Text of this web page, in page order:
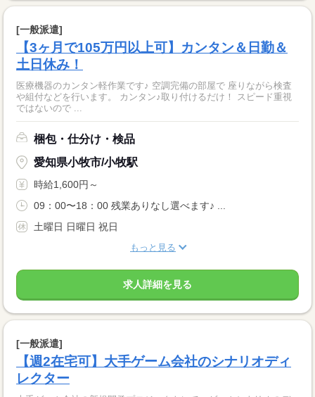
[一般派遣]
【3ヶ月で105万円以上可】カンタン＆日勤＆
土日休み！
医療機器のカンタン軽作業です♪ 空調完備の部屋で 座りながら検査
や組付などを行います。 カンタン♪取り付けるだけ！ スピード重視
ではないので ...
梱包・仕分け・検品
愛知県小牧市/小牧駅
時給1,600円～
09：00〜18：00 残業ありなし選べます♪ ...
土曜日 日曜日 祝日
もっと見る
求人詳細を見る
[一般派遣]
【週2在宅可】大手ゲーム会社のシナリオディ
レクター